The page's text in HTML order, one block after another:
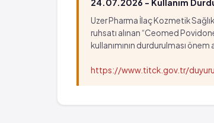
24.07.2026 - Kullanım
Uzer Pharma İlaç Kozmetik
ruhsatı alınan “Ceomed
kullanımının durdurulması
https://www.titck.gov.tr/